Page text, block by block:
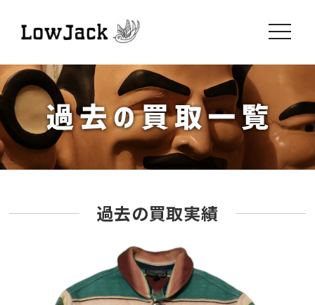
toggle
過去の買取実績